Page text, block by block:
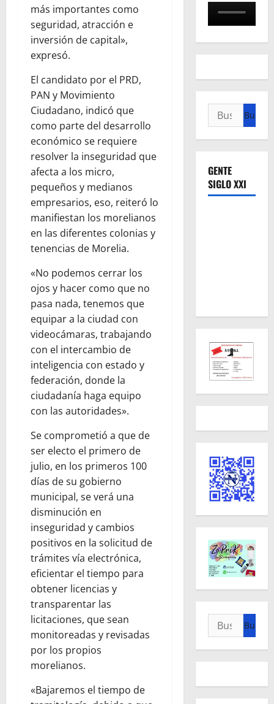
más importantes como
seguridad, atracción e
inversión de capital»,
expresó.
El candidato por el PRD,
PAN y Movimiento
Ciudadano, indicó que
como parte del desarrollo
económico se requiere
resolver la inseguridad que
afecta a los micro,
pequeños y medianos
empresarios, eso, reiteró lo
manifiestan los morelianos
en las diferentes colonias y
tenencias de Morelia.
«No podemos cerrar los
ojos y hacer como que no
pasa nada, tenemos que
equipar a la ciudad con
videocámaras, trabajando
con el intercambio de
inteligencia con estado y
federación, donde la
ciudadanía haga equipo
con las autoridades».
Se comprometió a que de
ser electo el primero de
julio, en los primeros 100
días de su gobierno
municipal, se verá una
disminución en
inseguridad y cambios
positivos en la solicitud de
trámites vía electrónica,
eficientar el tiempo para
obtener licencias y
transparentar las
licitaciones, que sean
monitoreadas y revisadas
por los propios
morelianos.
«Bajaremos el tiempo de
Buscar:
GENTE
SIGLO XXI
Buscar: